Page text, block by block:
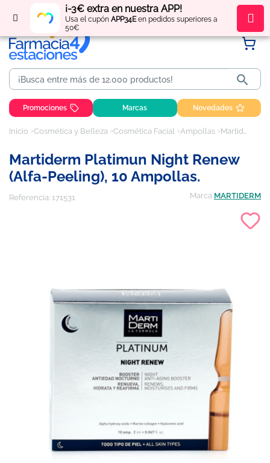
¡-3€ extra en nuestra APP!
Usa el cupón APP34Een pedidos superiores a
50€
Regístratey obténpuntos por tus compras

Promociones Marcas Novedades
Inicio Cosmética y Belleza Cosmética Facial Ampollas Martiderm Platimun Night Renew (Alfa-peeling), 10 Ampollas.
Martiderm Platimun Night Renew
(Alfa-Peeling), 10 Ampollas.
Referencia: 171531 Marca MARTIDERM